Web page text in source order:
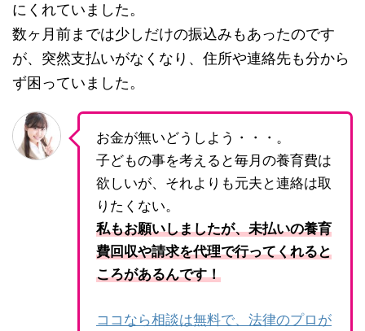
にくれていました。
数ヶ月前までは少しだけの振込みもあったのです
が、突然支払いがなくなり、住所や連絡先も分から
ず困っていました。
お金が無いどうしよう・・・。
子どもの事を考えると毎月の養育費は
欲しいが、それよりも元夫と連絡は取
りたくない。
私もお願いしましたが、未払いの養育
費回収や請求を代理で行ってくれると
ころがあるんです！
ココなら相談は無料で、法律のプロが